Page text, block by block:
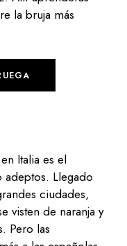
la bruja más
Italia es el
adeptos. Llegado
ciudades,
visten de naranja y
Pero las